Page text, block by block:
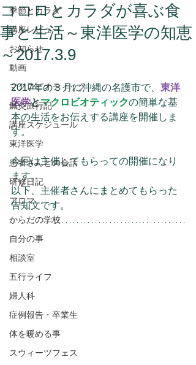
季節とカラダ
講座レビュー
お知らせ
動画
マクロビオティック
鍼灸旅行記
講座スケジュール
東洋医学
患者さんとの会話
研修日記
アロマ
からだの学校
自分の事
相談室
五行ライフ
婦人科
症例報告・卒業生
体を暖める事
スウィーツフェス
ココロとカラダが喜ぶ食
事と生活～東洋医学の知恵
～2017.3.9
2017年の３月に沖縄の名護市で、 東洋
医学とマクロビオティックの簡単な基
本の生活をお伝えする講座を開催しま
す。
今回は主催してもらっての開催になり
ます。
以下、主催者さんにまとめてもらった
告知文です。